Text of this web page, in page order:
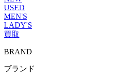
USED
MEN'S
LADY'S
買取
ブランドから探す
ROLEX
OMEGA
BRAND
ブランド